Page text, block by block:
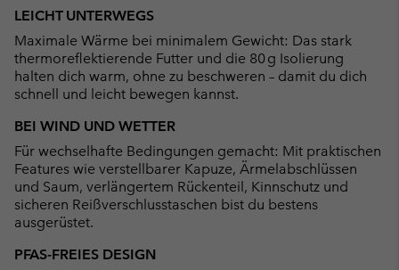
LEICHT UNTERWEGS
Maximale Wärme bei minimalem Gewicht: Das stark
thermoreflektierende Futter und die 80 g Isolierung
halten dich warm, ohne zu beschweren – damit du dich
schnell und leicht bewegen kannst.
BEI WIND UND WETTER
Für wechselhafte Bedingungen gemacht: Mit praktischen
Features wie verstellbarer Kapuze, Ärmelabschlüssen
und Saum, verlängertem Rückenteil, Kinnschutz und
sicheren Reißverschlusstaschen bist du bestens
ausgerüstet.
PFAS-FREIES DESIGN